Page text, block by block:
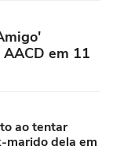
em 11
ao tentar
marido dela em